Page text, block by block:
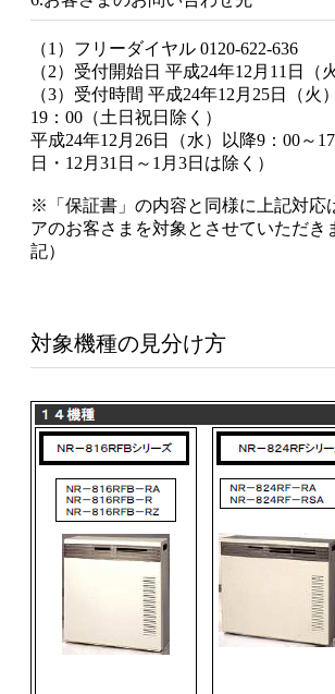
（1）フリーダイヤル 0120-622-636
（2）受付開始日 平成24年12月11日（火
（3）受付時間 平成24年12月25日（火
19：00（土日祝日除く）
平成24年12月26日（水）以降9：00～
日・12月31日～1月3日は除く）
※「保証書」の内容と同様に上記対応
アのお客さまを対象とさせていただき
記）
対象機種の見分け方